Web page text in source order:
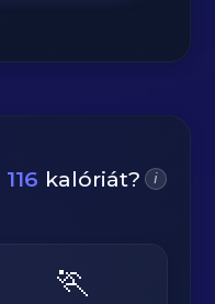
116 kalóriát? i
🏃